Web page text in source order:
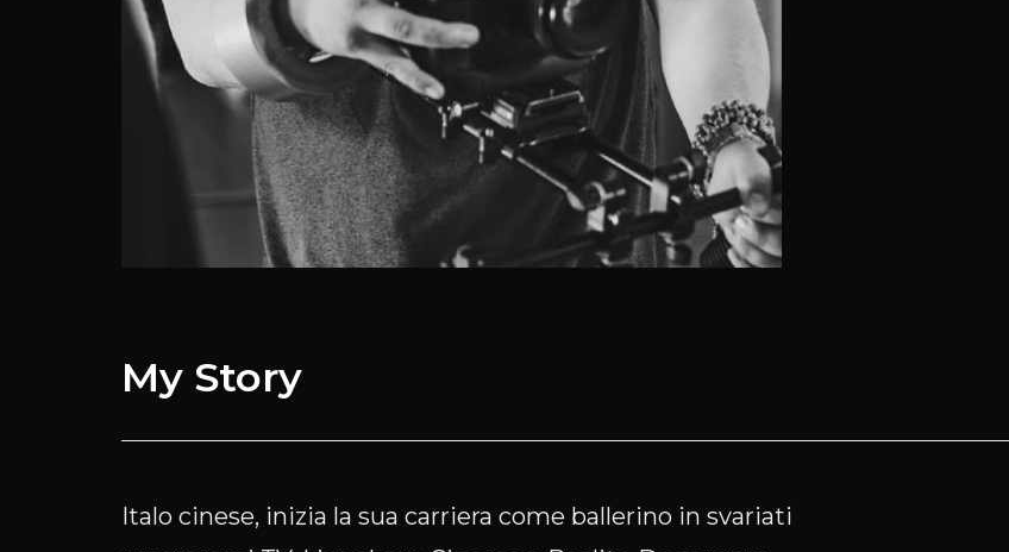
My Story
Italo cinese, inizia la sua carriera come ballerino in svariati